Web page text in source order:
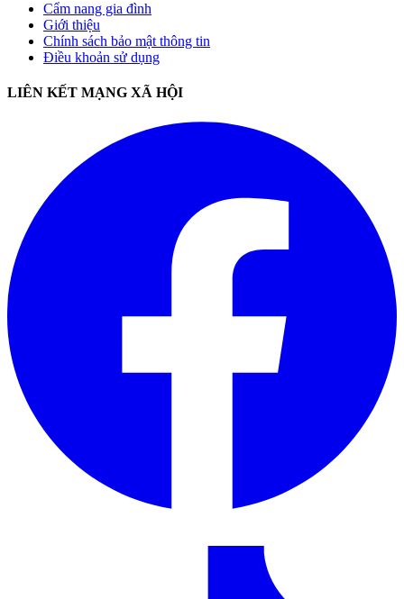
Cẩm nang gia đình
Giới thiệu
Chính sách bảo mật thông tin
Điều khoản sử dụng
LIÊN KẾT MẠNG XÃ HỘI